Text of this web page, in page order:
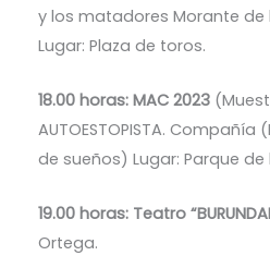
y los matadores Morante de
Lugar: Plaza de toros.
18.00 horas: MAC 2023
AUTOESTOPISTA.
de sueños) Lugar: Parque de
19.00 horas: Teatro
Ortega.